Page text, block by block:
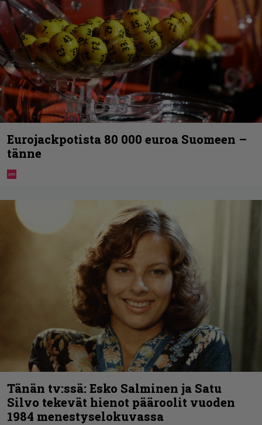
Eurojackpotista 80 000 euroa Suomeen –
tänne
Tänän tv:ssä: Esko Salminen ja Satu
Silvo tekevät hienot pääroolit vuoden
1984 menestyselokuvassa